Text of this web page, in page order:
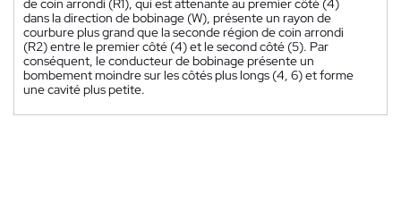
dans la direction de bobinage (W), présente un rayon de
courbure plus grand que la seconde région de coin arrondi
(R2) entre le premier côté (4) et le second côté (5). Par
conséquent, le conducteur de bobinage présente un
bombement moindre sur les côtés plus longs (4, 6) et forme
une cavité plus petite.